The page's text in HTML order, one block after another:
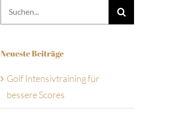
Suche
nach:
Neueste Beiträge
Golf Intensivtraining für
bessere Scores